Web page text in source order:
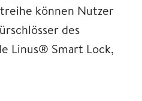
können Nutzer
des
Linus® Smart Lock,